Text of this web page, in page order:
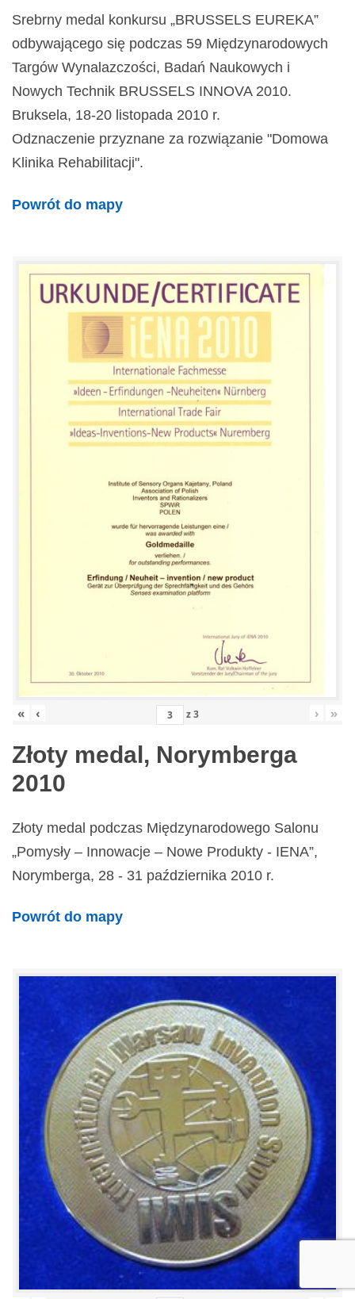
Srebrny medal konkursu „BRUSSELS EUREKA”
odbywającego się podczas 59 Międzynarodowych
Targów Wynalazczości, Badań Naukowych i
Nowych Technik BRUSSELS INNOVA 2010.
Bruksela, 18-20 listopada 2010 r.
Odznaczenie przyznane za rozwiązanie "Domowa
Klinika Rehabilitacji".
Powrót do mapy
« ‹ z3 › »
Złoty medal, Norymberga
2010
Złoty medal podczas Międzynarodowego Salonu
„Pomysły – Innowacje – Nowe Produkty - IENA”,
Norymberga, 28 - 31 października 2010 r.
Powrót do mapy